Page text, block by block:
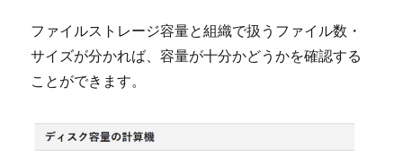
ファイルストレージ容量と組織で扱うファイル数・
サイズが分かれば、容量が十分かどうかを確認する
ことができます。